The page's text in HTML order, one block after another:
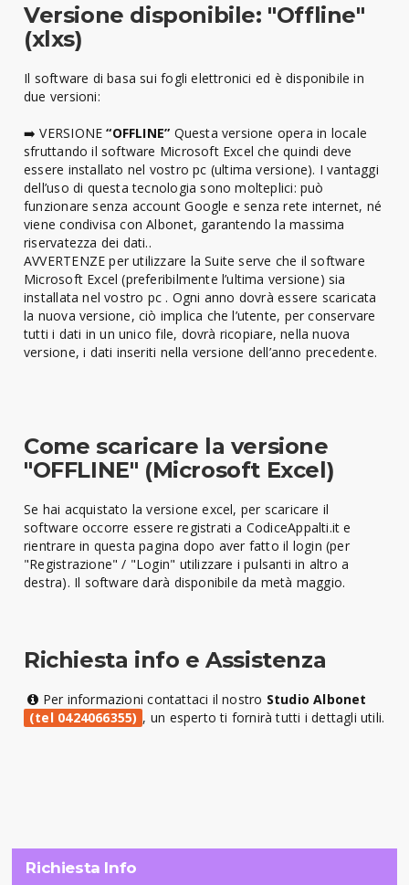
Versione disponibile: "Offline"
(xlxs)
Il software di basa sui fogli elettronici ed è disponibile in
due versioni:
➡️ VERSIONE“OFFLINE” Questa versione opera in locale
sfruttando il software Microsoft Excel che quindi deve
essere installato nel vostro pc (ultima versione). I vantaggi
dell’uso di questa tecnologia sono molteplici: può
funzionare senza account Google e senza rete internet, né
viene condivisa con Albonet, garantendo la massima
riservatezza dei dati..
AVVERTENZE per utilizzare la Suite serve che il software
Microsoft Excel (preferibilmente l’ultima versione) sia
installata nel vostro pc . Ogni anno dovrà essere scaricata
la nuova versione, ciò implica che l’utente, per conservare
tutti i dati in un unico file, dovrà ricopiare, nella nuova
versione, i dati inseriti nella versione dell’anno precedente.
Come scaricare la versione
"OFFLINE" (Microsoft Excel)
Se hai acquistato la versione excel, per scaricare il
software occorre essere registrati a CodiceAppalti.it e
rientrare in questa pagina dopo aver fatto il login (per
"Registrazione" / "Login" utilizzare i pulsanti in altro a
destra). Il software darà disponibile da metà maggio.
Richiesta info e Assistenza
Per informazioni contattaci il nostro Studio Albonet
(tel 0424066355) , un esperto ti fornirà tutti i dettagli utili.
Richiesta Info